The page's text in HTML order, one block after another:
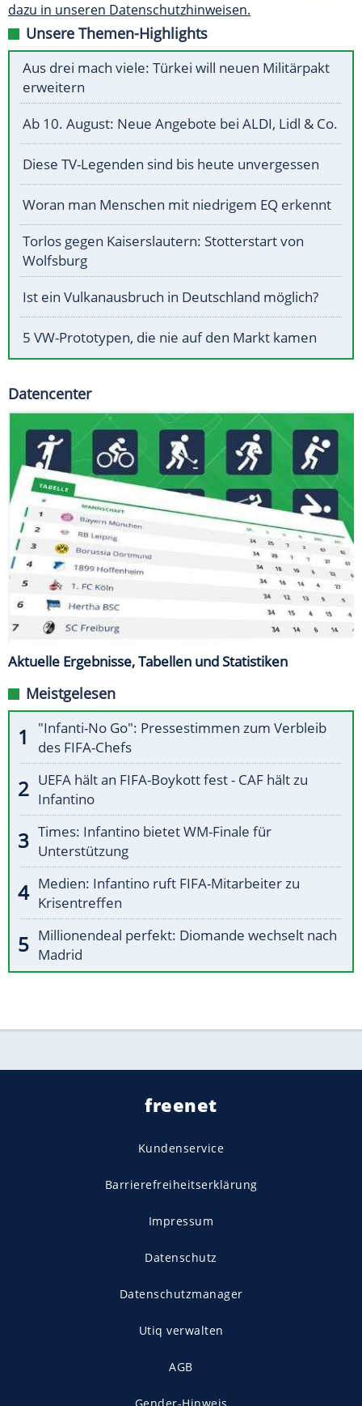
dazu in unseren Datenschutzhinweisen.
Unsere Themen-Highlights
Aus drei mach viele: Türkei will neuen Militärpakt
erweitern
Ab 10. August: Neue Angebote bei ALDI, Lidl & Co.
Diese TV-Legenden sind bis heute unvergessen
Woran man Menschen mit niedrigem EQ erkennt
Torlos gegen Kaiserslautern: Stotterstart von
Wolfsburg
Ist ein Vulkanausbruch in Deutschland möglich?
5 VW-Prototypen, die nie auf den Markt kamen
Datencenter
Aktuelle Ergebnisse, Tabellen und Statistiken
Meistgelesen
"Infanti-No Go": Pressestimmen zum Verbleib
des FIFA-Chefs
UEFA hält an FIFA-Boykott fest - CAF hält zu
Infantino
Times: Infantino bietet WM-Finale für
Unterstützung
Medien: Infantino ruft FIFA-Mitarbeiter zu
Krisentreffen
Millionendeal perfekt: Diomande wechselt nach
Madrid
freenet
Kundenservice
Barrierefreiheitserklärung
Impressum
Datenschutz
Datenschutzmanager
Utiq verwalten
AGB